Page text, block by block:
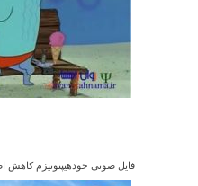
فایل صوتی خودهیپنوتیزم